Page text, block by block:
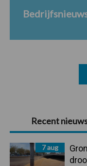
Primaire
Sidebar
Recent
7 aug